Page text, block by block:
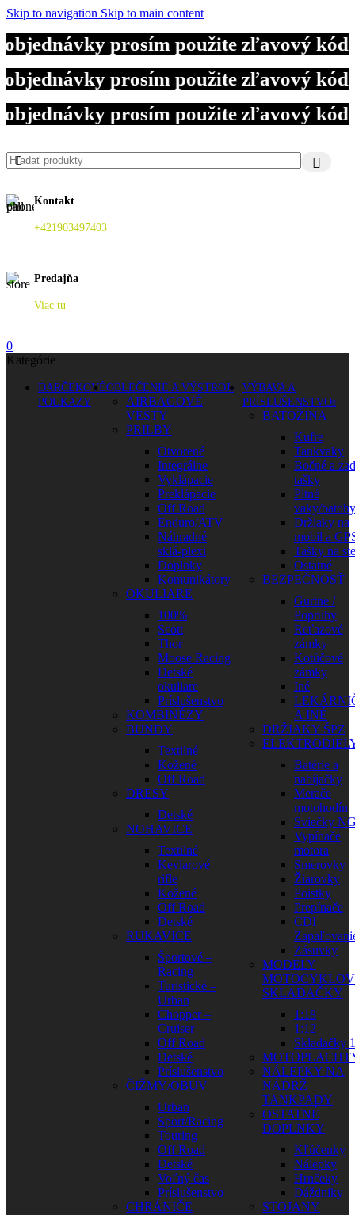
Skip to navigation Skip to main content
prosím použite zľavový kód
prosím použite zľavový kód
prosím použite zľavový kód
Kontakt
+421903497403
Predajňa
Viac tu
0
Kategórie
DARČEKOVÉ
POUKAZY
OBLEČENIE A VÝSTROJ
AIRBAGOVÉ
VESTY
PRILBY
Otvorené
Integrálne
Vyklápacie
Preklápacie
Off Road
Enduro/ATV
Náhradné
sklá-plexi
Doplnky
Komunikátory
OKULIARE
100%
Scott
Thor
Moose Racing
Detské
okuliare
Príslušenstvo
KOMBINÉZY
BUNDY
Textilné
Kožené
Off Road
DRESY
Detské
NOHAVICE
Textilné
Kevlarové
rifle
Kožené
Off Road
Detské
RUKAVICE
Športové –
Racing
Turistické –
Urban
Chopper –
Cruiser
Off Road
Detské
Príslušenstvo
ČIŽMY/OBUV
Urban
Sport/Racing
Touring
Off Road
Detské
Voľný čas
Príslušenstvo
CHRÁNIČE
VÝBAVA A
PRÍSLUŠENSTVO
BATOŽINA
Kufre
Tankvaky
Bočné a
tašky
Pitné
vaky/batohy
Držiaky na
mobil a
Tašky na
Ostatné
BEZPEČNOSŤ
Gurtne /
Popruhy
Reťazové
zámky
Kotúčové
zámky
Iné
A INÉ
DRŽIAKY ŠPZ
Batérie a
nabíjačky
Merače
motohodín
Sviečky
Vypínače
motora
Smerovky
Žiarovky
Poistky
Prepínače
CDI
Zásuvky
MODELY
SKLADAČKY
1:18
1:12
Skladačky
NÁLEPKY NA
NÁDRŽ –
TANKPADY
OSTATNÉ
DOPLNKY
Kľúčenky
Nálepky
Hrnčeky
Dáždniky
STOJANY